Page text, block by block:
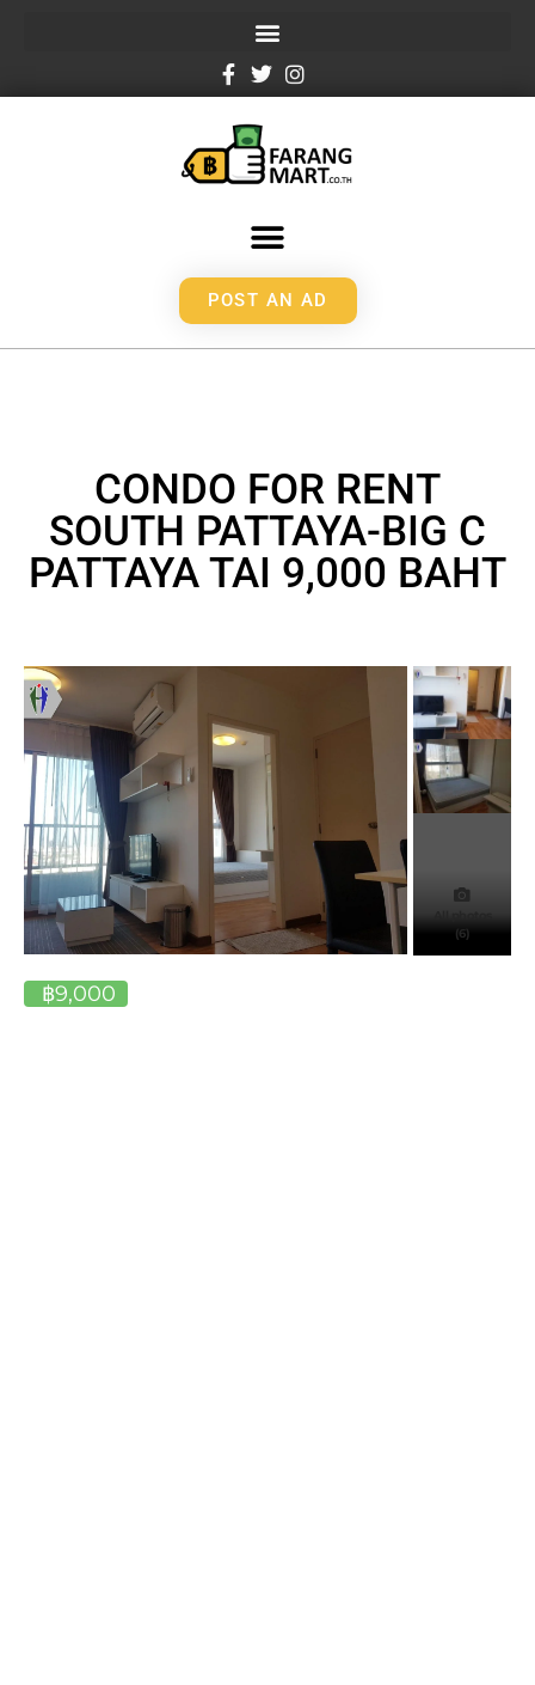
POST AN AD
CONDO FOR RENT
SOUTH PATTAYA-BIG C
PATTAYA TAI 9,000 BAHT
(6)
฿9,000